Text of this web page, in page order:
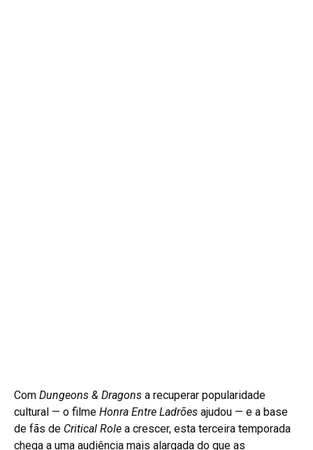
Com Dungeons & Dragons a recuperar popularidade
cultural — o filme Honra Entre Ladrões ajudou — e a base
de fãs de Critical Role a crescer, esta terceira temporada
chega a uma audiência mais alargada do que as